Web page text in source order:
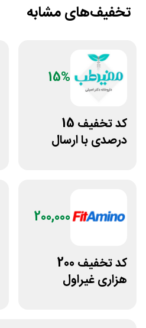
تخفیف‌های مشابه
15%
کد تخفیف 15
درصدی با ارسال
200,000
کد تخفیف 200
هزاری غیراول